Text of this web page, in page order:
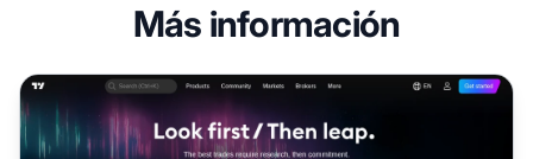
Más información
Programa de afiliados de TradingView